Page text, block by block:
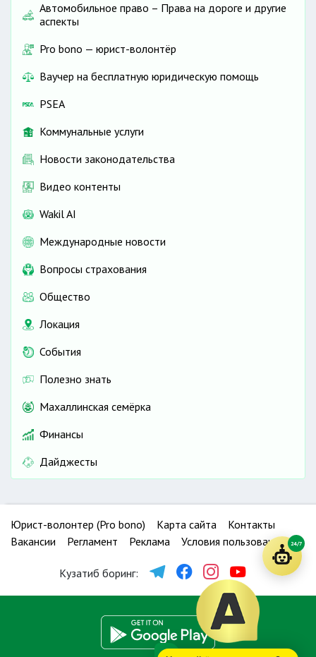
Автомобильное право – Права на дороге и другие
аспекты
Pro bono — юрист-волонтёр
Ваучер на бесплатную юридическую помощь
PSEA
Коммунальные услуги
Новости законодательства
Видео контенты
Wakil AI
Международные новости
Вопросы страхования
Общество
Локация
События
Полезно знать
Махаллинская семёрка
Финансы
Дайджесты
Юрист-волонтер (Pro bono) Карта сайта
Контакты
Вакансии
Регламент Реклама Условия пользования
Кузатиб боринг:
24/7